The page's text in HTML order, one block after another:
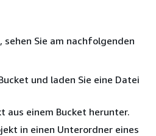
sehen Sie am nachfolgenden
und laden Sie eine Datei
aus einem Bucket herunter.
in einen Unterordner eines